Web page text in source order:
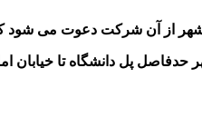
پل دانشگاه تا خیابان